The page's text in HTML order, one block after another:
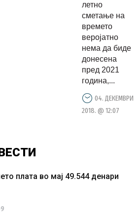
летно
сметање на
времето
веројатно
нема да биде
донесена
пред 2021
година,...
04. ДЕКЕМВРИ
2018. @ 12:07
плата во мај 49.544 денари